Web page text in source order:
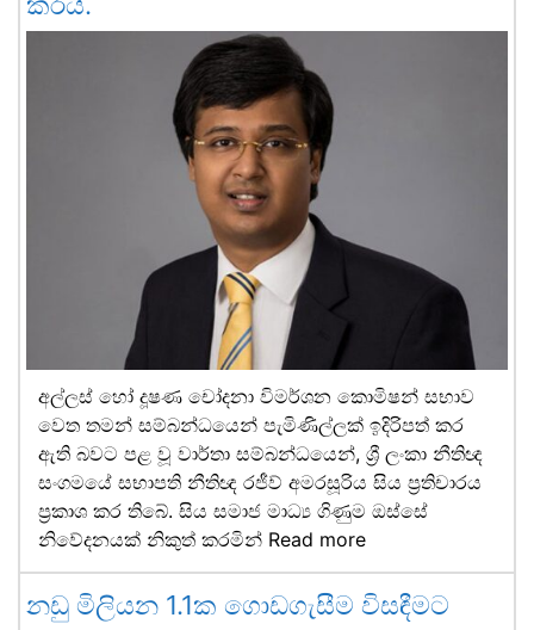
අල්ලස් හෝ දූෂණ චෝදනා විමර්ශන කොමිෂන් සභාව
වෙත තමන් සම්බන්ධයෙන් පැමිණිල්ලක් ඉදිරිපත් කර
ඇති බවට පළ වූ වාර්තා සම්බන්ධයෙන්, ශ්‍රී ලංකා නීතිඥ
සංගමයේ සභාපති නීතිඥ රජීව් අමරසූරිය සිය ප්‍රතිචාරය
ප්‍රකාශ කර තිබේ. සිය සමාජ මාධ්‍ය ගිණුම ඔස්සේ
නිවේදනයක් නිකුත් කරමින් Read more
නඩු මිලියන 1.1ක ගොඩගැසීම විසඳීමට